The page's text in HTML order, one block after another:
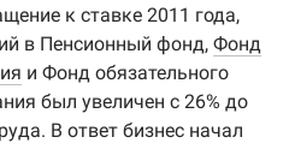
к ставке 2011 года,
в Пенсионный фонд, Фонд
и Фонд обязательного
был увеличен с 26% до
В ответ бизнес начал